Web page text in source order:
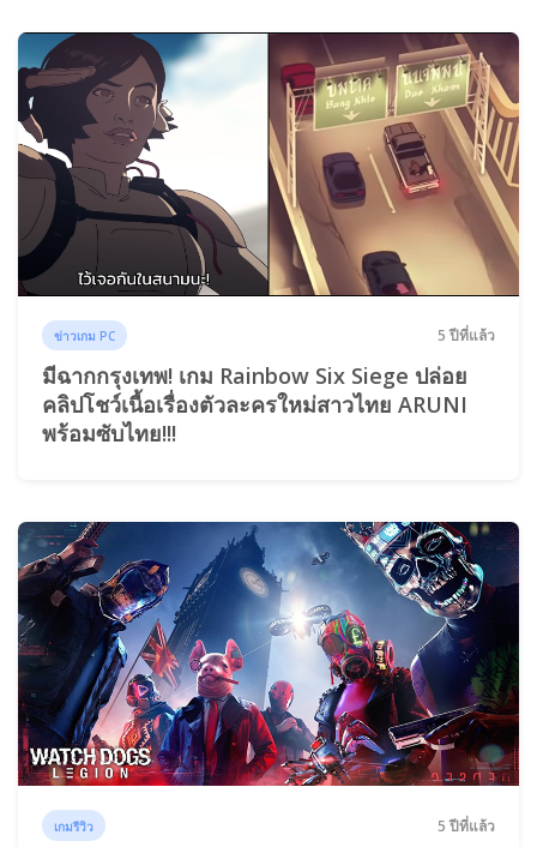
ข่าวเกม PC 5 ปีที่แล้ว
มีฉากกรุงเทพ! เกม Rainbow Six Siege ปล่อย
คลิปโชว์เนื้อเรื่องตัวละครใหม่สาวไทย ARUNI
พร้อมซับไทย!!!
เกมรีวิว 5 ปีที่แล้ว